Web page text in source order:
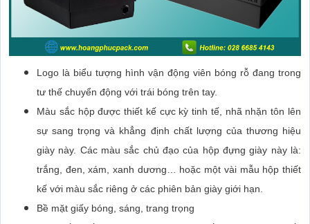
Logo là biểu tượng hình vận động viên bóng rỗ đang trong
tư thế chuyển động với trái bóng trên tay.
Màu sắc hộp được thiết kế cực kỳ tinh tế, nhã nhặn tôn lên
sự sang trọng và khẳng định chất lượng của thương hiệu
giày này. Các màu sắc chủ đạo của hộp đựng giày này là:
trắng, đen, xám, xanh dương… hoặc một vài mẫu hộp thiết
kế với màu sắc riêng ở các phiên bản giày giới hạn.
Bề mặt giấy bóng, sáng, trang trọng